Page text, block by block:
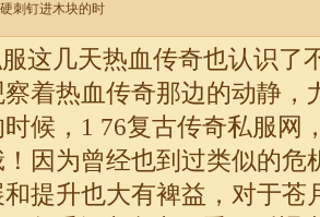
刺钉进木块的时
这几天热血传奇也认识了
着热血传奇那边的动静，
候，1 76复古传奇私服网
因为曾经也到过类似的危
提升也大有裨益，对于苍